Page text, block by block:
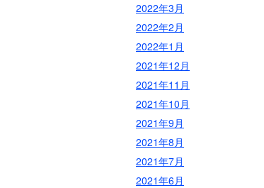
2022年3月
2022年2月
2022年1月
2021年12月
2021年11月
2021年10月
2021年9月
2021年8月
2021年7月
2021年6月